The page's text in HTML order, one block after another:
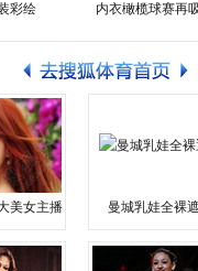
彩绘 内衣橄榄球赛再
美女主播 曼城乳娃全裸